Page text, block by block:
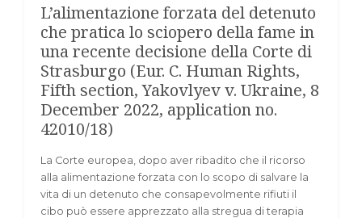
L’alimentazione forzata del detenuto
che pratica lo sciopero della fame in
una recente decisione della Corte di
Strasburgo (Eur. C. Human Rights,
Fifth section, Yakovlyev v. Ukraine, 8
December 2022, application no.
42010/18)
La Corte europea, dopo aver ribadito che il ricorso
alla alimentazione forzata con lo scopo di salvare la
vita di un detenuto che consapevolmente rifiuti il
cibo può essere apprezzato alla stregua di terapia